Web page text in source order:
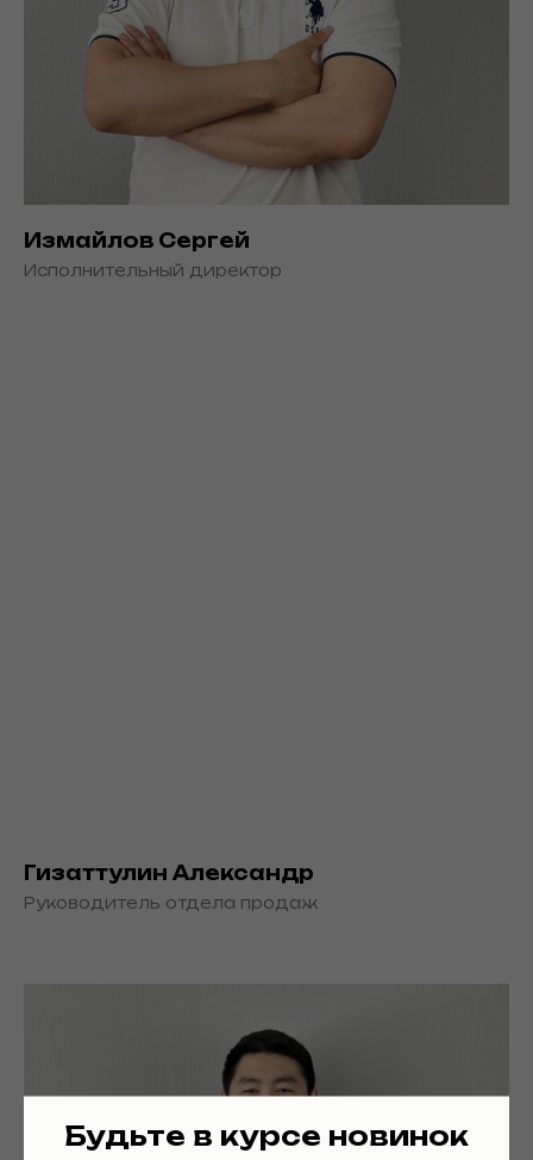
Измайлов Сергей
Исполнительный директор
Гизаттулин Александр
Руководитель отдела продаж
Будьте в курсе новинок